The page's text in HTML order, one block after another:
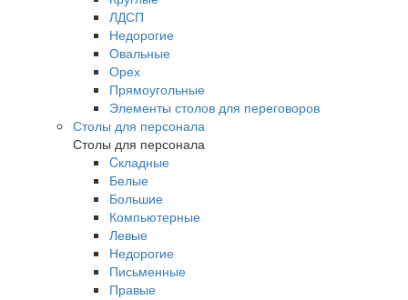
ЛДСП
Недорогие
Овальные
Орех
Прямоугольные
Элементы столов для переговоров
Столы для персонала
Столы для персонала
Cкладные
Белые
Большие
Компьютерные
Левые
Недорогие
Письменные
Правые